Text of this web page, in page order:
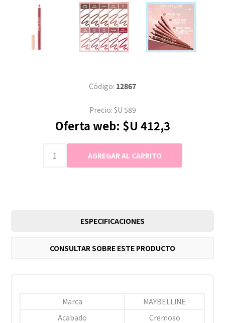
Código: 12867
Precio: $U 589
Oferta web: $U 412,3
ESPECIFICACIONES
CONSULTAR SOBRE ESTE PRODUCTO
Marca
MAYBELLINE
Acabado
Cremoso